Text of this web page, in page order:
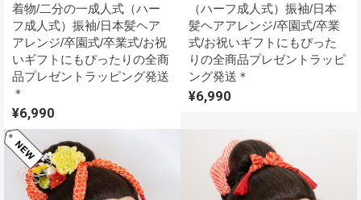
着物/二分の一成人式（ハー
フ成人式）振袖/日本髪ヘア
アレンジ/卒園式/卒業式/お祝
いギフトにもぴったりの全商
品プレゼントラッピング発送
＊
¥6,990
（ハーフ成人式）振袖/日本
髪ヘアアレンジ/卒園式/卒業
式/お祝いギフトにもぴった
りの全商品プレゼントラッピ
ング発送＊
¥6,990